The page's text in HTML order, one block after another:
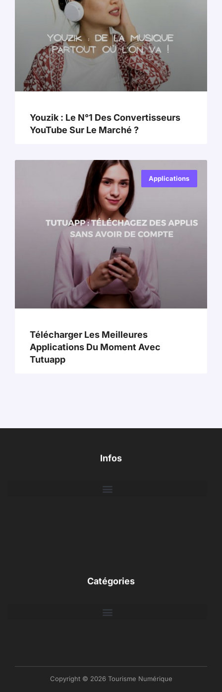
Youzik : Le N°1 Des Convertisseurs
YouTube Sur Le Marché ?
Applications
Télécharger Les Meilleures
Applications Du Moment Avec
Tutuapp
Infos
Catégories
Copyright © 2026 Tourisme Numérique